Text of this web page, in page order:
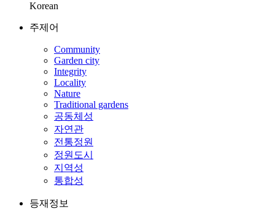
Korean
주제어
Community
Garden city
Integrity
Locality
Nature
Traditional gardens
공동체성
자연관
전통정원
정원도시
지역성
통합성
등재정보